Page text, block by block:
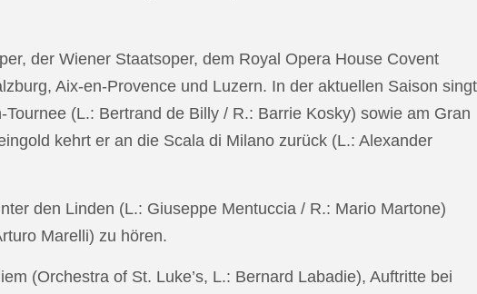
der Wiener Staatsoper, dem Royal Opera House Covent
Aix-en-Provence und Luzern. In der aktuellen Saison singt
(L.: Bertrand de Billy / R.: Barrie Kosky) sowie am Gran
kehrt er an die Scala di Milano zurück (L.: Alexander
den Linden (L.: Giuseppe Mentuccia / R.: Mario Martone)
Marelli) zu hören.
(Orchestra of St. Luke’s, L.: Bernard Labadie), Auftritte bei